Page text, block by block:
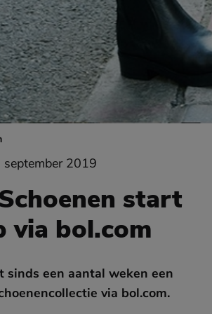
2019
start
via bol.com
sinds een aantal weken een
via bol.com.